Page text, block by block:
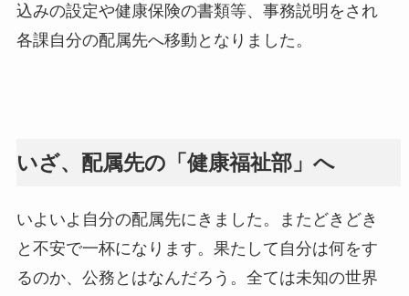
込みの設定や健康保険の書類等、事務説明をされ
各課自分の配属先へ移動となりました。
いざ、配属先の「健康福祉部」へ
いよいよ自分の配属先にきました。またどきどき
と不安で一杯になります。果たして自分は何をす
るのか、公務とはなんだろう。全ては未知の世界